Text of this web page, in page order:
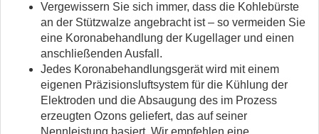
Vergewissern Sie sich immer, dass die Kohlebürste
an der Stützwalze angebracht ist – so vermeiden Sie
eine Koronabehandlung der Kugellager und einen
anschließenden Ausfall.
Jedes Koronabehandlungsgerät wird mit einem
eigenen Präzisionsluftsystem für die Kühlung der
Elektroden und die Absaugung des im Prozess
erzeugten Ozons geliefert, das auf seiner
Nennleistung basiert. Wir empfehlen eine